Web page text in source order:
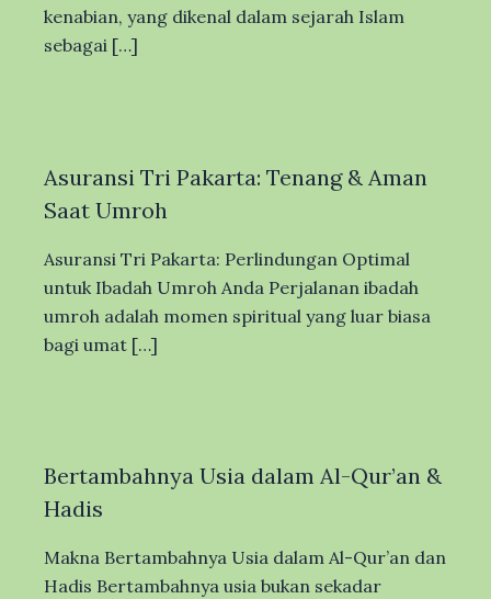
kenabian, yang dikenal dalam sejarah Islam
sebagai […]
Asuransi Tri Pakarta: Tenang & Aman
Saat Umroh
Asuransi Tri Pakarta: Perlindungan Optimal
untuk Ibadah Umroh Anda Perjalanan ibadah
umroh adalah momen spiritual yang luar biasa
bagi umat […]
Bertambahnya Usia dalam Al-Qur’an &
Hadis
Makna Bertambahnya Usia dalam Al-Qur’an dan
Hadis Bertambahnya usia bukan sekadar